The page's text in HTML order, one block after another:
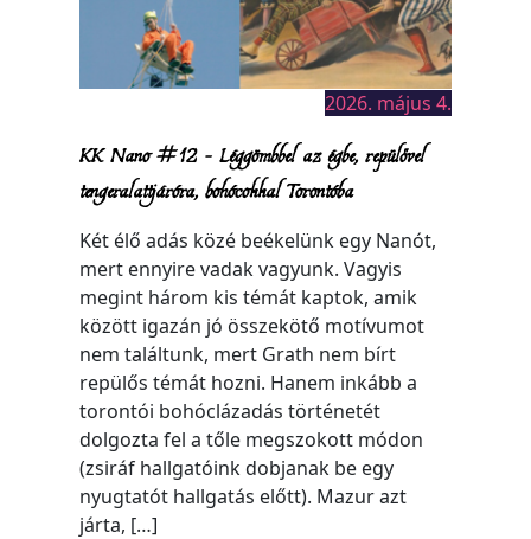
2026. május 4.
KK Nano #12 – Léggömbbel az égbe, repülővel
tengeralattjáróra, bohócokkal Torontóba
Két élő adás közé beékelünk egy Nanót,
mert ennyire vadak vagyunk. Vagyis
megint három kis témát kaptok, amik
között igazán jó összekötő motívumot
nem találtunk, mert Grath nem bírt
repülős témát hozni. Hanem inkább a
torontói bohóclázadás történetét
dolgozta fel a tőle megszokott módon
(zsiráf hallgatóink dobjanak be egy
nyugtatót hallgatás előtt). Mazur azt
járta, […]